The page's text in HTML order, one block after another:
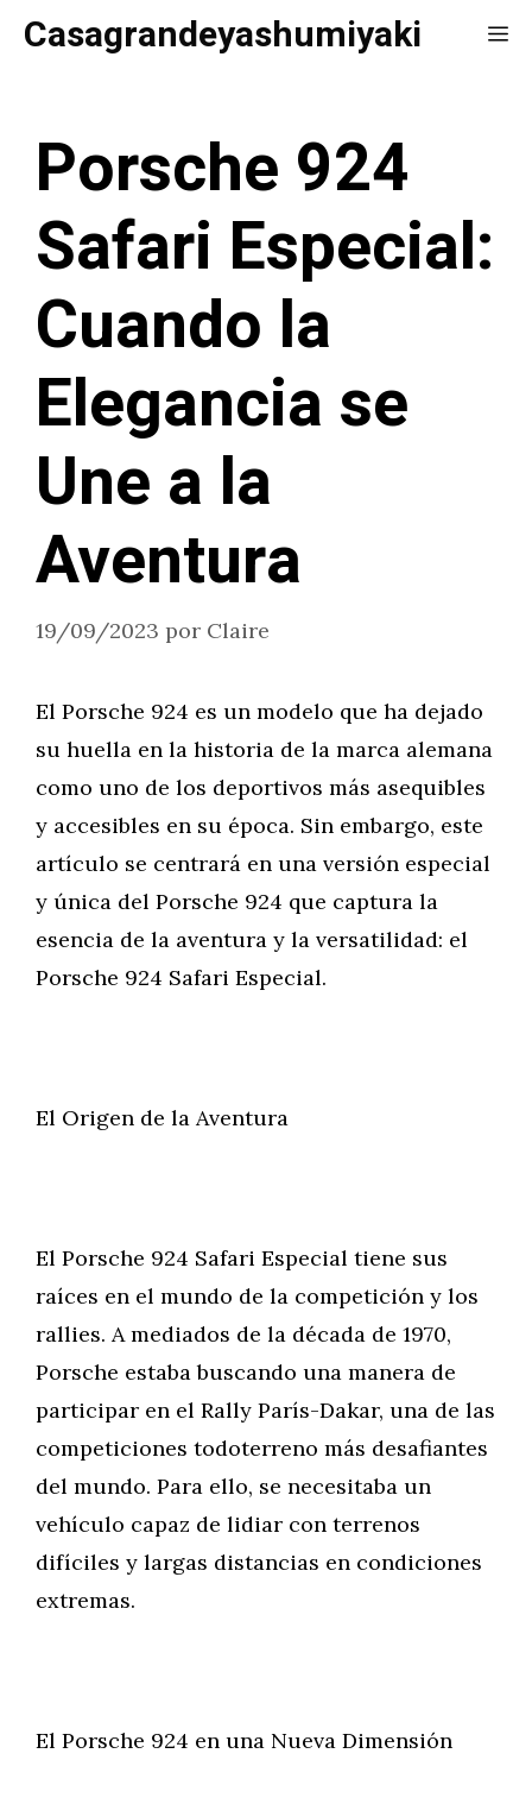
SaltarCasagrandeyashumiyaki
Porsche 924
Safari Especial:
Cuando la
Elegancia se
Une a la
Aventura
19/09/2023 por Claire
El Porsche 924 es un modelo que ha dejado
su huella en la historia de la marca alemana
como uno de los deportivos más asequibles
y accesibles en su época. Sin embargo, este
artículo se centrará en una versión especial
y única del Porsche 924 que captura la
esencia de la aventura y la versatilidad: el
Porsche 924 Safari Especial.
El Origen de la Aventura
El Porsche 924 Safari Especial tiene sus
raíces en el mundo de la competición y los
rallies. A mediados de la década de 1970,
Porsche estaba buscando una manera de
participar en el Rally París-Dakar, una de las
competiciones todoterreno más desafiantes
del mundo. Para ello, se necesitaba un
vehículo capaz de lidiar con terrenos
difíciles y largas distancias en condiciones
extremas.
El Porsche 924 en una Nueva Dimensión